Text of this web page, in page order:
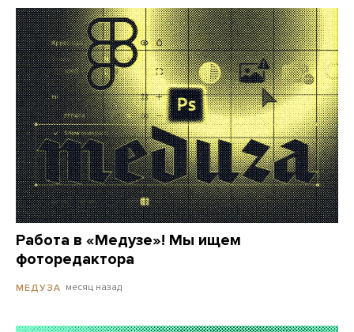
Работа в «Медузе»! Мы ищем
фоторедактора
МЕДУЗА месяц назад